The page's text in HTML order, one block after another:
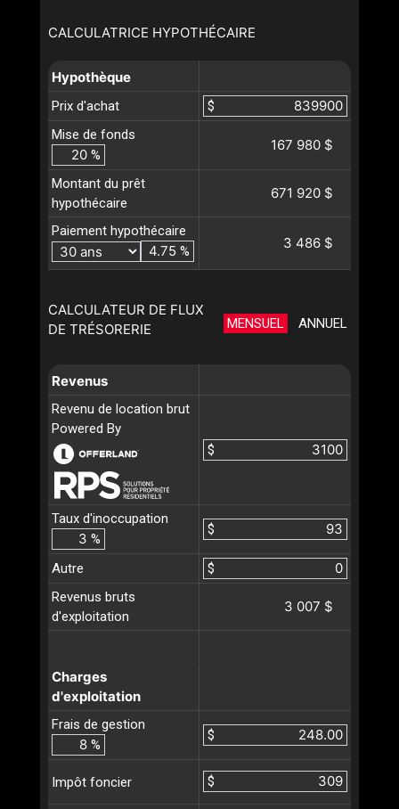
CALCULATRICE HYPOTHÉCAIRE
Hypothèque
Prix d'achat
$
Mise de fonds
%
167 980 $
Montant du prêt
hypothécaire
671 920 $
Paiement hypothécaire
%
3 486 $
CALCULATEUR DE FLUX
DE TRÉSORERIE
MENSUEL ANNUEL
Revenus
Revenu de location brut
Powered By
$
Taux d'inoccupation
%
$
Autre
$
Revenus bruts
d'exploitation
3 007 $
Charges
d'exploitation
Frais de gestion
%
$
Impôt foncier $